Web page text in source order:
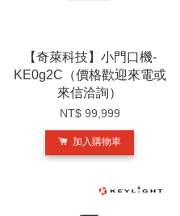
【奇萊科技】小門口機-
KE0g2C（價格歡迎來電或
來信洽詢）
NT$ 99,999
加入購物車